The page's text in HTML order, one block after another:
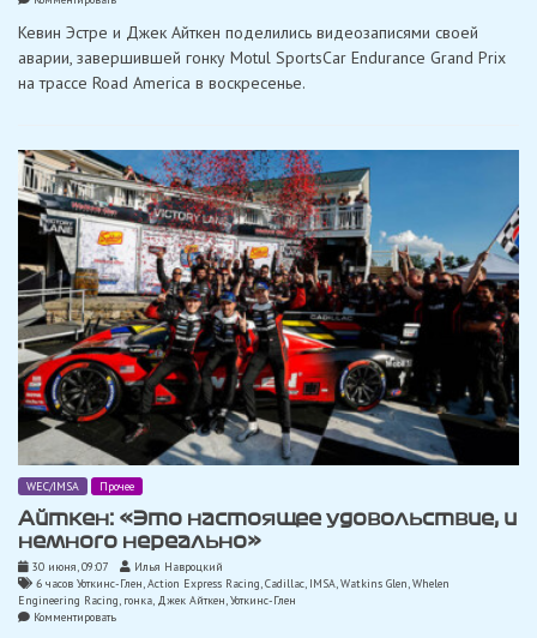
и
отреагировали
на
IMSA
на
трассе
Road
America
Кевин Эстре и Джек Айткен поделились видеозаписями своей
аварии, завершившей гонку Motul SportsCar Endurance Grand Prix
на трассе Road America в воскресенье.
WEC/IMSA Прочее
Айткен: «Это настоящее удовольствие, и
немного нереально»
30 июня, 09:07
Илья Навроцкий
6 часов Уоткинс-Глен,Action Express Racing,Cadillac, IMSA,Watkins Glen,Whelen
Engineering Racing, гонка, Джек Айткен,Уоткинс-Глен
Комментироватьon